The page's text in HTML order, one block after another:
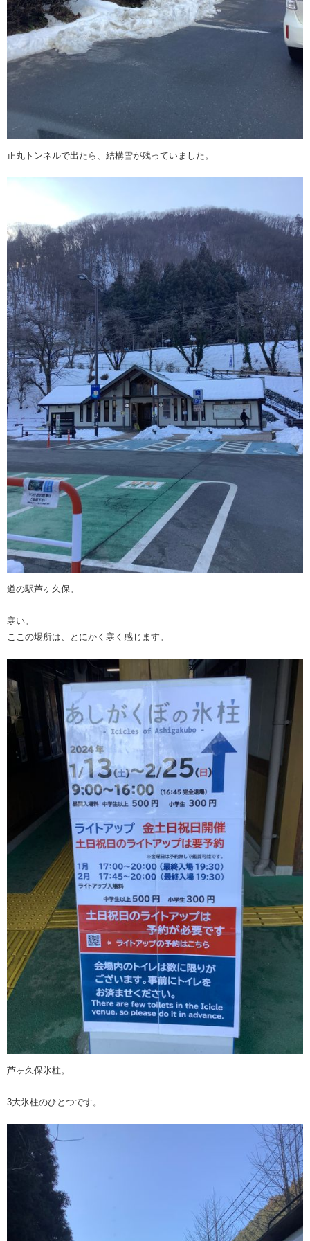
正丸トンネルで出たら、結構雪が残っていました。
道の駅芦ヶ久保。
寒い。
ここの場所は、とにかく寒く感じます。
芦ヶ久保氷柱。
3大氷柱のひとつです。